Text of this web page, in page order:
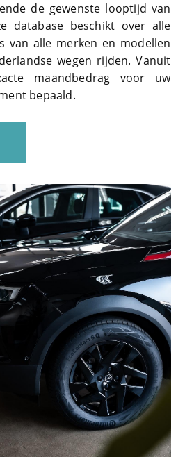
de gewenste looptijd van
database beschikt over alle
van alle merken en modellen
wegen rijden. Vanuit
maandbedrag voor uw
bepaald.